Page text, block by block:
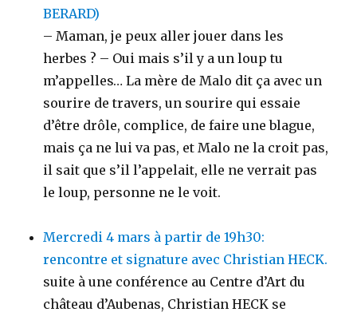
BERARD)
– Maman, je peux aller jouer dans les
herbes ? – Oui mais s’il y a un loup tu
m’appelles… La mère de Malo dit ça avec un
sourire de travers, un sourire qui essaie
d’être drôle, complice, de faire une blague,
mais ça ne lui va pas, et Malo ne la croit pas,
il sait que s’il l’appelait, elle ne verrait pas
le loup, personne ne le voit.
Mercredi 4 mars à partir de 19h30:
rencontre et signature avec Christian HECK.
suite à une conférence au Centre d’Art du
château d’Aubenas, Christian HECK se